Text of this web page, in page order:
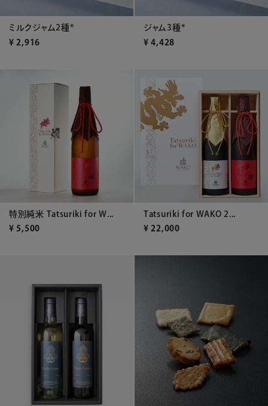
ミルクジャム2種*
¥ 2,916
ジャム3種*
¥ 4,428
特別純米 Tatsuriki for W...
¥ 5,500
Tatsuriki for WAKO 2...
¥ 22,000